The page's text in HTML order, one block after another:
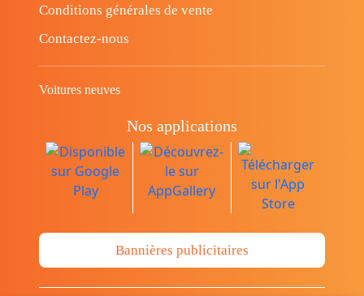
Conditions générales de vente
Contactez-nous
Voitures neuves
Nos applications
Bannières publicitaires